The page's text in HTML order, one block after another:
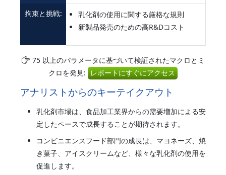
拘束と挑戦:
乳化剤の使用に関する厳格な規則
新製品発売のための高R&Dコスト
75 以上のパラメータに基づいて検証されたマクロとミ
クロを発見: レポートにすぐにアクセス
アナリストからのキーテイクアウト
乳化剤市場は、食品加工業界からの需要増加による安
定したペースで成長することが期待されます。
コンビニエンスフード部門の成長は、マヨネーズ、焼
き菓子、アイスクリームなど、様々な乳化剤の使用を
促進します。